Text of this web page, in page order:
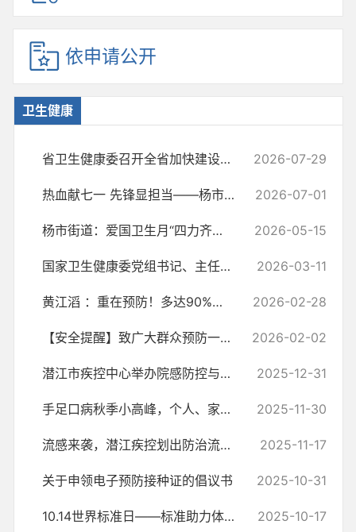
依申请公开
卫生健康
省卫生健康委召开全省加快建设健康湖北暨实施“323+”行动工作部署会 2026-07-29
热血献七一 先锋显担当——杨市街道开展无偿献血活动 2026-07-01
杨市街道：爱国卫生月“四力齐发” 绘就健康城镇新图景 2026-05-15
国家卫生健康委党组书记、主任雷海潮：开展爱国卫生运动 加快建设健康中国 2026-03-11
黄江滔 ：重在预防！多达90%的中风可以避免！市中心医院专题时间！ 2026-02-28
【安全提醒】致广大群众预防一氧化碳中毒的一封信 2026-02-02
潜江市疾控中心举办院感防控与应急能力专题培训，筑牢公共卫生安全防线 2025-12-31
手足口病秋季小高峰，个人、家庭、学校、托幼机构防护要点 2025-11-30
流感来袭，潜江疾控划出防治流感重点，科学应对流感！ 2025-11-17
关于申领电子预防接种证的倡议书 2025-10-31
10.14世界标准日——标准助力体重管理，健康保障美好生活 2025-10-17